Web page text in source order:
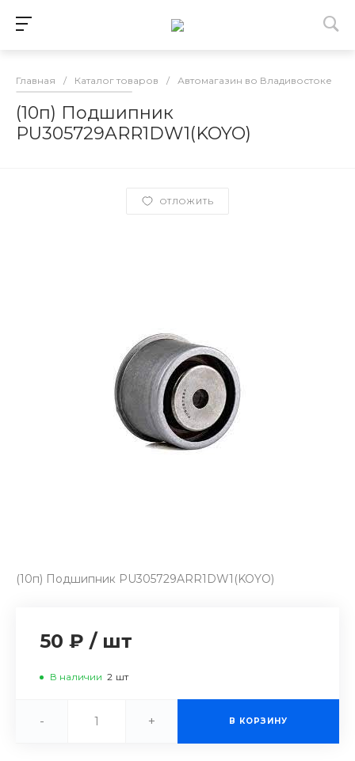
Главная / Каталог товаров / Автомагазин во Владивостоке
(10п) Подшипник
PU305729ARR1DW1(KOYO)
ОТЛОЖИТЬ
(10п) Подшипник PU305729ARR1DW1(KOYO)
50 ₽ / шт
В наличии 2 шт
- + В КОРЗИНУ